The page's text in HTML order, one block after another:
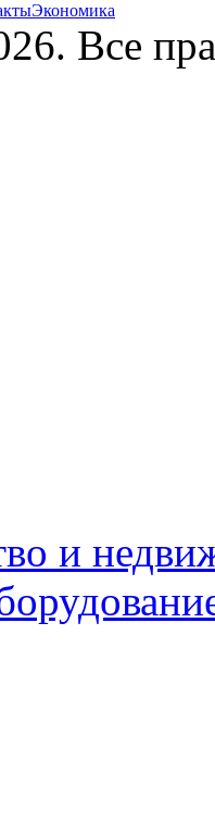
Экономика
Все
и